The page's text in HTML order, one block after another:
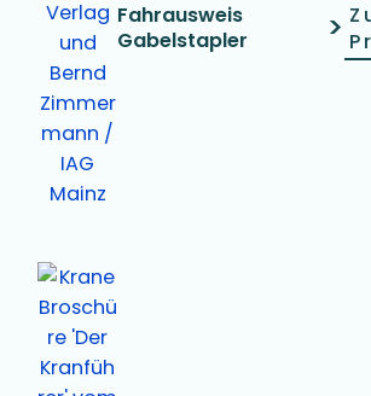
Fahrausweis
Gabelstapler
>